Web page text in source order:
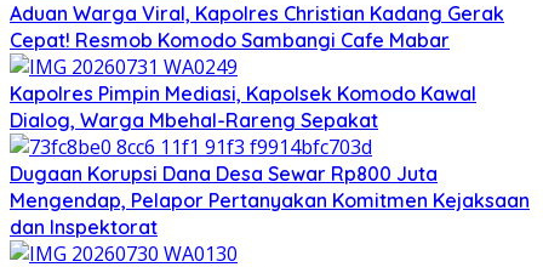
Aduan Warga Viral, Kapolres Christian Kadang Gerak
Cepat! Resmob Komodo Sambangi Cafe Mabar
Kapolres Pimpin Mediasi, Kapolsek Komodo Kawal
Dialog, Warga Mbehal-Rareng Sepakat
Dugaan Korupsi Dana Desa Sewar Rp800 Juta
Mengendap, Pelapor Pertanyakan Komitmen Kejaksaan
dan Inspektorat